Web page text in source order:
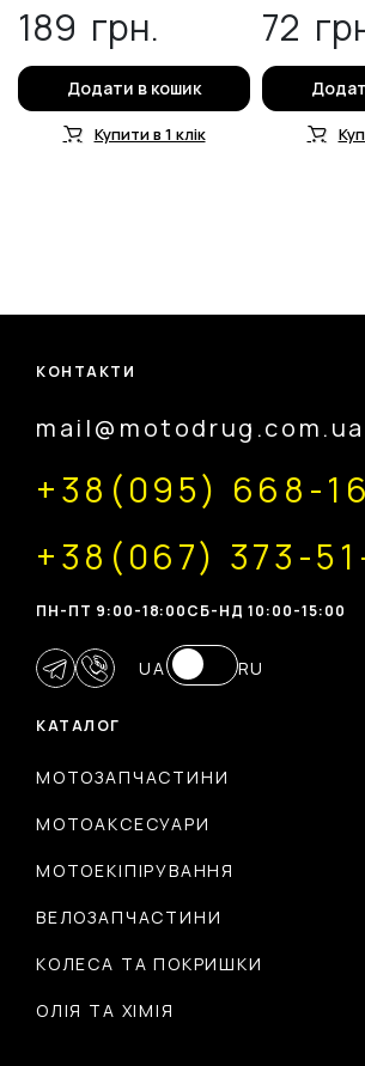
189 грн.
Додати в кошик
Купити в 1 клік
72
КАТАЛОГ
МОТОЗАПЧАСТИНИ
МОТОАКСЕСУАРИ
МОТОЕКІПІРУВАННЯ
ВЕЛОЗАПЧАСТИНИ
КОЛЕСА ТА ПОКРИШКИ
ОЛІЯ ТА ХІМІЯ
КОНТАКТИ
mail@motodrug.com.ua
+38(095) 668-
+38(067) 373-
ПН-ПТ 9:00-18:00CБ-НД 10:00-15:00
UA RU